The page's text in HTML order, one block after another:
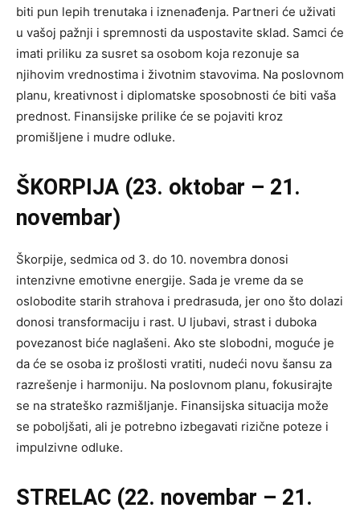
biti pun lepih trenutaka i iznenađenja. Partneri će uživati
u vašoj pažnji i spremnosti da uspostavite sklad. Samci će
imati priliku za susret sa osobom koja rezonuje sa
njihovim vrednostima i životnim stavovima. Na poslovnom
planu, kreativnost i diplomatske sposobnosti će biti vaša
prednost. Finansijske prilike će se pojaviti kroz
promišljene i mudre odluke.
ŠKORPIJA (23. oktobar – 21.
novembar)
Škorpije, sedmica od 3. do 10. novembra donosi
intenzivne emotivne energije. Sada je vreme da se
oslobodite starih strahova i predrasuda, jer ono što dolazi
donosi transformaciju i rast. U ljubavi, strast i duboka
povezanost biće naglašeni. Ako ste slobodni, moguće je
da će se osoba iz prošlosti vratiti, nudeći novu šansu za
razrešenje i harmoniju. Na poslovnom planu, fokusirajte
se na strateško razmišljanje. Finansijska situacija može
se poboljšati, ali je potrebno izbegavati rizične poteze i
impulzivne odluke.
STRELAC (22. novembar – 21.